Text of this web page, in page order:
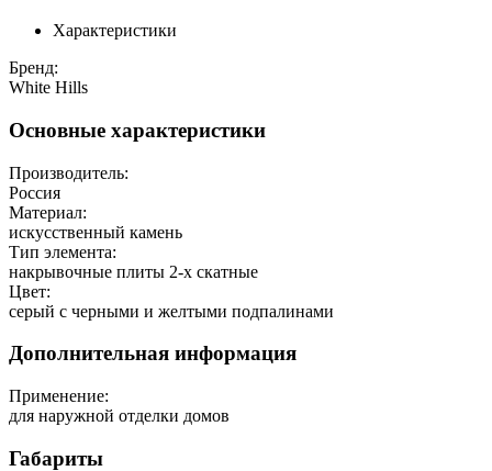
Характеристики
Бренд:
White Hills
Основные характеристики
Производитель:
Россия
Материал:
искусственный камень
Тип элемента:
накрывочные плиты 2-х скатные
Цвет:
серый с черными и желтыми подпалинами
Дополнительная информация
Применение:
для наружной отделки домов
Габариты